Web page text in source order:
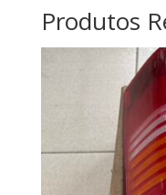
A0048260390
Produtos